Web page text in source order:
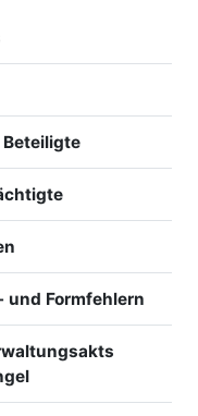
und Formfehlern